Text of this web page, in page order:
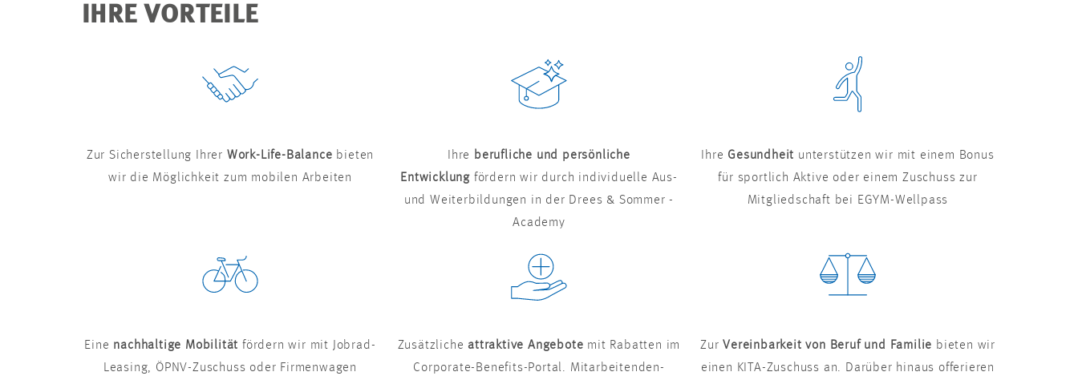
IHRE VORTEILE
Zur Sicherstellung Ihrer Work-Life-Balance bieten
wir die Möglichkeit zum mobilen Arbeiten
Ihre berufliche und persönliche
Entwicklung fördern wir durch individuelle Aus-
und Weiterbildungen in der Drees & Sommer -
Academy
Ihre Gesundheit unterstützen wir mit einem Bonus
für sportlich Aktive oder einem Zuschuss zur
Mitgliedschaft bei EGYM-Wellpass
Eine nachhaltige Mobilität fördern wir mit Jobrad-
Leasing, ÖPNV-Zuschuss oder Firmenwagen
Zusätzliche attraktive Angebote mit Rabatten im
Corporate-Benefits-Portal. Mitarbeitenden-
ZurVereinbarkeit von Beruf und Familie bieten wir
einen KITA-Zuschuss an. Darüber hinaus offerieren